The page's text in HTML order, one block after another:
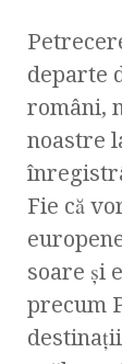
departe
români,
noastre
Fie că
soare și
precum